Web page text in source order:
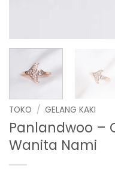
TOKO / GELANG KAKI
Panlandwoo –
Wanita Nami